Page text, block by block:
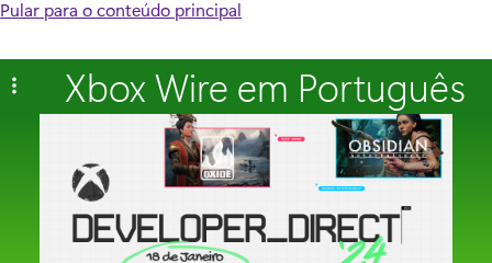
Pular para o conteúdo principal
Xbox Wire em Português